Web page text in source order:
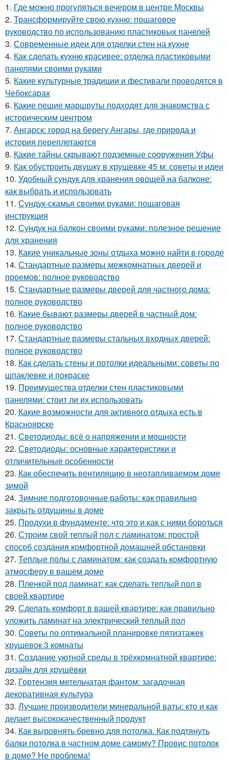
1. Где можно прогуляться вечером в центре Москвы
2. Трансформируйте свою кухню: пошаговое
руководство по использованию пластиковых панелей
3. Современные идеи для отделки стен на кухне
4. Как сделать кухню красивее: отделка пластиковыми
панелями своими руками
5. Какие культурные традиции и фестивали проводятся в
Чебоксарах
6. Какие пешие маршруты подходят для знакомства с
историческим центром
7. Ангарск: город на берегу Ангары, где природа и
история переплетаются
8. Какие тайны скрывают подземные сооружения Уфы
9. Как обустроить двушку в хрущевке 45 м: советы и идеи
10. Удобный сундук для хранения овощей на балконе:
как выбрать и использовать
11. Сундук-скамья своими руками: пошаговая
инструкция
12. Сундук на балкон своими руками: полезное решение
для хранения
13. Какие уникальные зоны отдыха можно найти в городе
14. Стандартные размеры межкомнатных дверей и
проемов: полное руководство
15. Стандартные размеры дверей для частного дома:
полное руководство
16. Какие бывают размеры дверей в частный дом:
полное руководство
17. Стандартные размеры стальных входных дверей:
полное руководство
18. Как сделать стены и потолки идеальными: советы по
шпаклевке и покраске
19. Преимущества отделки стен пластиковыми
панелями: стоит ли их использовать
20. Какие возможности для активного отдыха есть в
Красноярске
21. Светодиоды: всё о напряжении и мощности
22. Светодиоды: основные характеристики и
отличительные особенности
23. Как обеспечить вентиляцию в неотапливаемом доме
зимой
24. Зимние подготовочные работы: как правильно
закрыть отдушины в доме
25. Продухи в фундаменте: что это и как с ними бороться
26. Строим свой теплый пол с ламинатом: простой
способ создания комфортной домашней обстановки
27. Теплые полы с ламинатом: как создать комфортную
атмосферу в вашем доме
28. Пленкой под ламинат: как сделать теплый пол в
своей квартире
29. Сделать комфорт в вашей квартире: как правильно
уложить ламинат на электрический теплый пол
30. Советы по оптимальной планировке пятиэтажек
хрущевок 3 комнаты
31. Создание уютной среды в трёхкомнатной квартире:
дизайн для хрущёвки
32. Гортензия метельчатая фантом: загадочная
декоративная культура
33. Лучшие производители минеральной ваты: кто и как
делает высококачественный продукт
34. Как выровнять бревно для потолка. Как подтянуть
балки потолка в частном доме самому? Провис потолок
в доме? Не проблема!